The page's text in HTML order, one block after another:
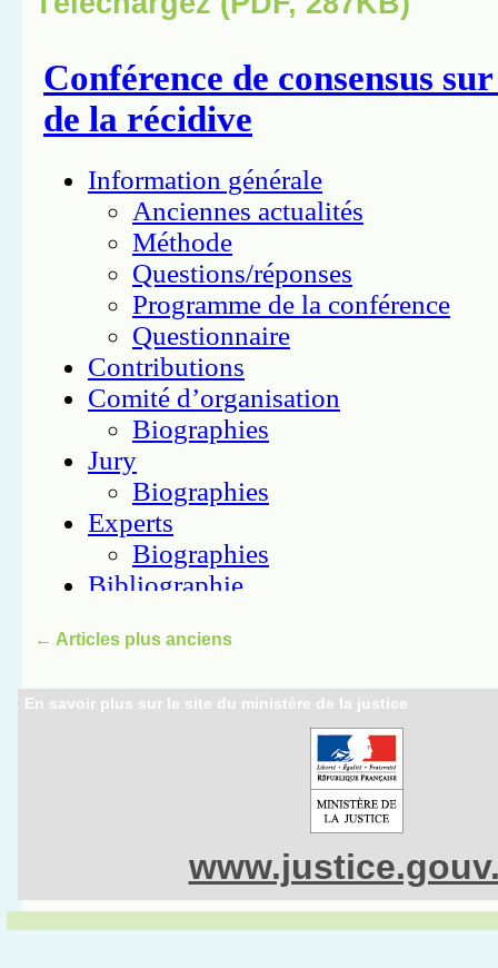
← Articles plus anciens
En savoir plus sur le site du ministère de la justice